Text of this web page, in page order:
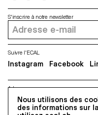
Nous utilisons des
des informations sur
Adresse
5, avenue du Temple,
S'inscrire à notre newsletter
Suivre l'ECAL
Instagram Facebook